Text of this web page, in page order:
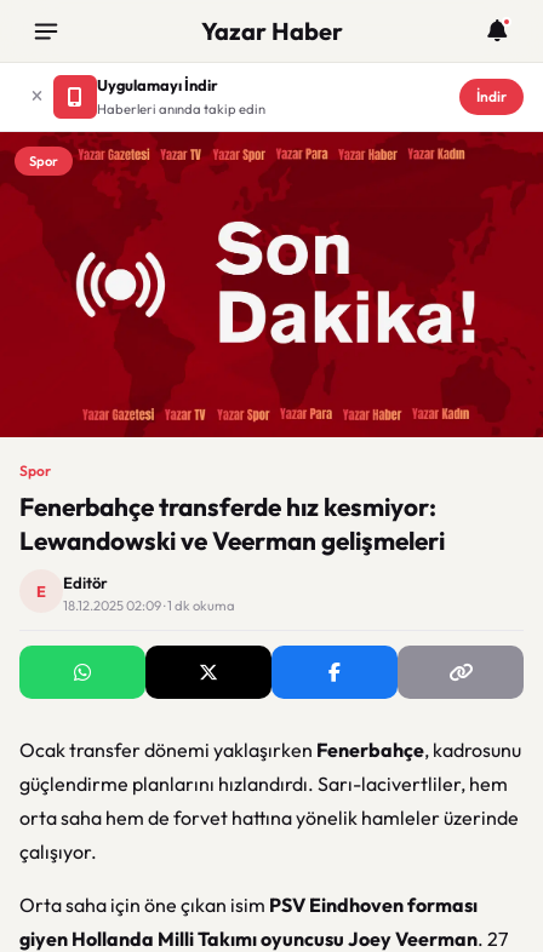
Yazar Haber
Uygulamayı İndir
Haberleri anında takip edin
İndir
Spor
Spor
Fenerbahçe transferde hız kesmiyor:
Lewandowski ve Veerman gelişmeleri
E Editör
18.12.2025 02:09 · 1 dk okuma
Ocak transfer dönemi yaklaşırken Fenerbahçe, kadrosunu
güçlendirme planlarını hızlandırdı. Sarı-lacivertliler, hem
orta saha hem de forvet hattına yönelik hamleler üzerinde
çalışıyor.
Orta saha için öne çıkan isim PSV Eindhoven forması
giyen Hollanda Milli Takımı oyuncusu Joey Veerman. 27